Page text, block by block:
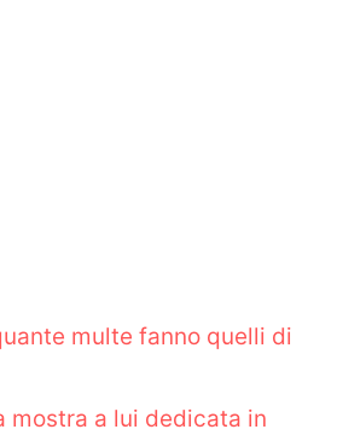
multe fanno quelli di
mostra a lui dedicata in